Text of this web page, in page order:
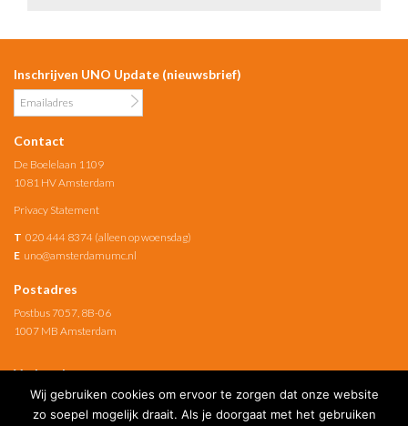
Inschrijven UNO Update (nieuwsbrief)
Contact
De Boelelaan 1109
1081 HV Amsterdam
Privacy Statement
T 020 444 8374 (alleen op woensdag)
E uno@amsterdamumc.nl
Postadres
Postbus 7057, 8B-06
1007 MB Amsterdam
Verbonden met
Amsterdam UMC
Wij gebruiken cookies om ervoor te zorgen dat onze website
zo soepel mogelijk draait. Als je doorgaat met het gebruiken